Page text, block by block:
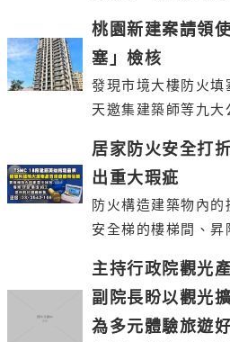
圖
桃園新建案請領
塞」檢核
發現市境大樓防火
天邀集建築師等九
項目
居家防火安全打
出重大瑕疵
防火構造建築物內的
安全梯的樓梯間、
防火時效
主持行政院觀光
副院長盼以觀光
為多元體驗旅遊